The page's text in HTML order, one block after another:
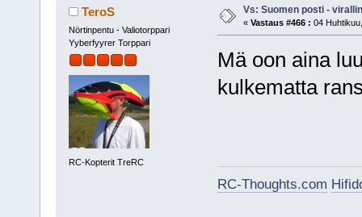
TeroS
Nörtinpentu - Valiotorppari
Yyberfyyrer Torppari
RC-Kopterit TreRC
Vs: Suomen posti -
« Vastaus #466 : 04
Mä oon aina
kulkematta
RC-Thoughts.com